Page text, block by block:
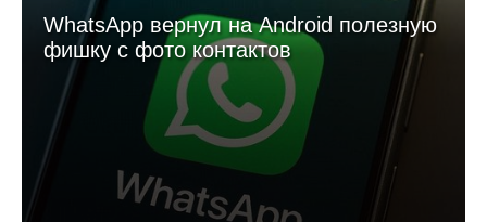
WhatsApp вернул на Android полезную
фишку с фото контактов